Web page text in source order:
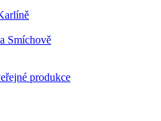
Smíchově
produkce